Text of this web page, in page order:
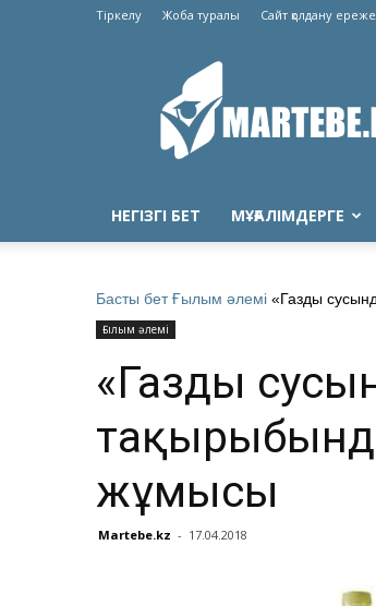
Тіркелу Жоба туралы Сайт қолдану
Martebe.kz
білім
сайты
НЕГІЗГІ БЕТ МҰҒАЛІМДЕРГЕ
Басты бет Ғылым әлемі «Газды
Ғылым әлемі
«Газды
жұмысы
Martebe.kz - 17.04.2018